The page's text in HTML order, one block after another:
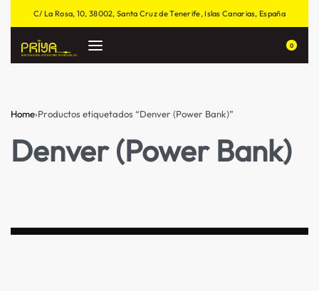
C/ La Rosa, 10, 38002, Santa Cruz de Tenerife, Islas Canarias, España
0
Home›Productos etiquetados “Denver (Power Bank)”
Denver (Power Bank)